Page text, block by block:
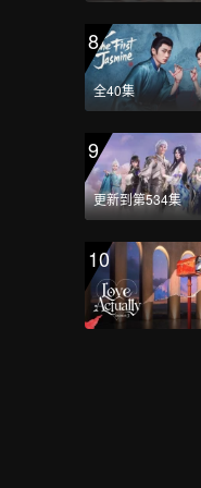
8
全40集
9
更新到第534集
10